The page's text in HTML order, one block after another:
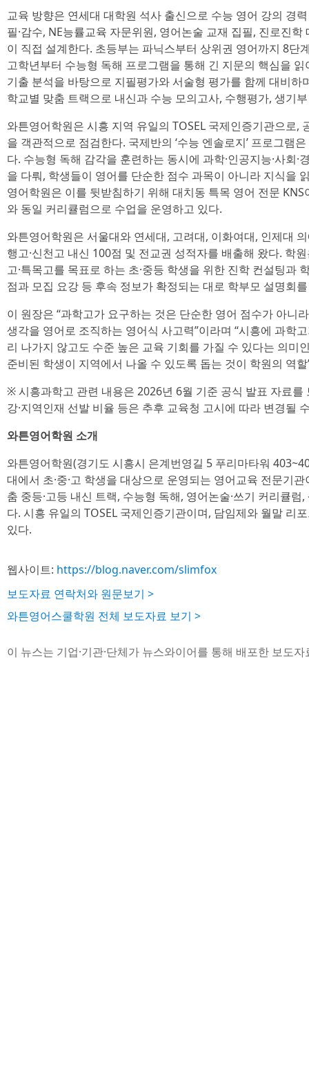
교육 방향은 연세대 대학원 석사 출신으로 수능 영어 강의 경
필·감수, NE능률교육 자문위원, 영어논술 교재 집필, 진로진
이 직접 설계한다. 초등부는 파닉스부터 상위권 영어까지 8단
고학년부터 수능형 독해 프로그램을 통해 긴 지문의 핵심을
기출 분석을 바탕으로 지필평가와 서술형 평가를 함께 대비하
학교별 맞춤 트랙으로 내신과 수능 모의고사, 수행평가, 생기
와튼영어학원은 시흥 지역 유일의 TOSEL 국제인증기관으로,
을 객관적으로 점검한다. 국제반의 ‘수능 엔솔로지’ 프로그램
다. 수능형 독해 감각을 훈련하는 동시에 과학·인공지능·사회
을 다뤄, 학생들이 영어를 단순한 점수 과목이 아니라 지식을
영어학원은 이를 뒷받침하기 위해 대치동 특목 영어 전문
와 동일 커리큘럼으로 수업을 운영하고 있다.
와튼영어학원은 서울대와 연세대, 고려대, 이화여대, 인제대
행고·신천고 내신 100점 및 전교권 성적자를 배출해 왔다. 학
고·특목고를 목표로 하는 초·중등 학생을 위한 진학 컨설팅과
점과 모집 요강 등 후속 정보가 확정되는 대로 학부모 설명회
이 원장은 “과학고가 요구하는 것은 단순한 영어 점수가 아니
생각을 영어로 조직하는 영어식 사고력”이라며 “시흥에 과학
리 나가지 않고도 수준 높은 교육 기회를 가질 수 있다는 의미
준비된 학생이 지역에서 나올 수 있도록 돕는 것이 학원의 역
※ 시흥과학고 관련 내용은 2026년 6월 기준 공식 발표 자료를
강·지역인재 선발 비율 등은 추후 교육청 고시에 따라 변경될
와튼영어학원 소개
와튼영어학원(경기도 시흥시 은계번영길 5 푸리마타워
대에서 초·중·고 학생을 대상으로 운영되는 영어교육 전문기
춤 중등·고등 내신 트랙, 수능형 독해, 영어논술·쓰기 커리큘
다. 시흥 유일의 TOSEL 국제인증기관이며, 담임제와 월말 리
있다.
웹사이트: https://blog.naver.com/slimfox
보도자료 연락처와 원문보기 >
와튼영어스쿨학원 전체 보도자료 보기 >
이 뉴스는 기업·기관·단체가 뉴스와이어를 통해 배포한 보도